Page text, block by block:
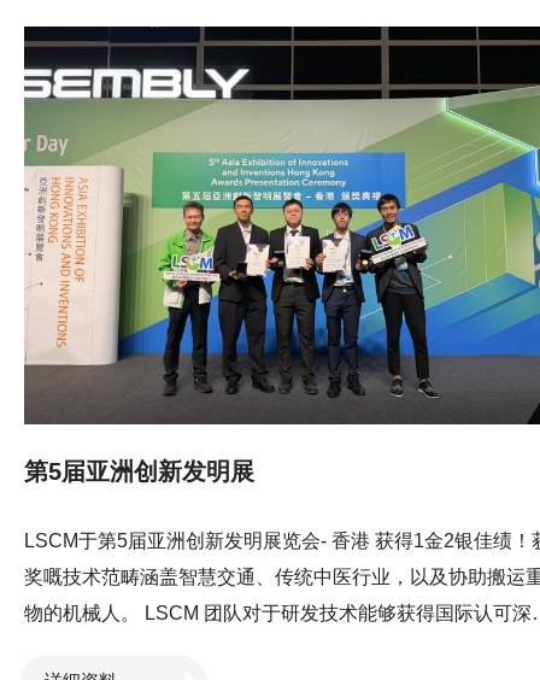
第5届亚洲创新发明展
LSCM于第5届亚洲创新发明展览会- 香港 获得1金2银佳绩！
奖嘅技术范畴涵盖智慧交通、传统中医行业，以及协助搬运
物的机械人。 LSCM 团队对于研发技术能够获得国际认可深感